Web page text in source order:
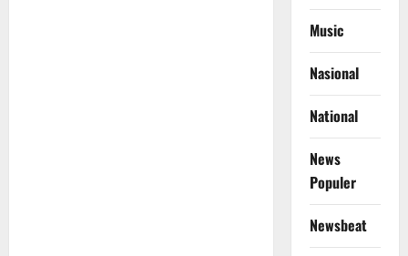
Music
Nasional
National
News
Populer
Newsbeat